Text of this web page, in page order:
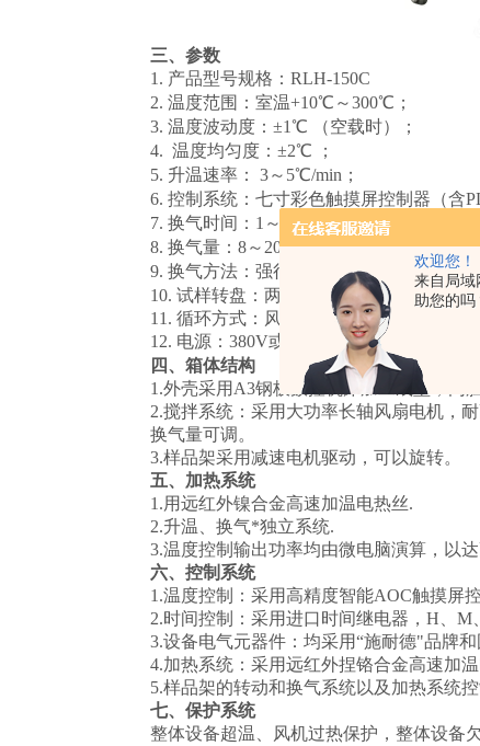
欢迎您！
来自局域
助您的吗
三、参数
1 . 产品型号规格 ： RLH-150C
2. 温度范围：室温+10℃～300℃；
3. 温度波动度： ±1℃ （空载时）；
4. 温度均匀度： ±2℃
；
5. 升温速率：
3～5℃/min；
6. 控制系统 ： 七寸彩色触摸屏控制器（含
7. 换气时间： 1～99（s、m、h）可调；
8. 换气量： 8～ 20次/小时（可调）；
9. 换气方法：强行换气
风机强行进风，
10. 试样转盘 ： 两层 定制 不锈钢转盘加两块
11 . 循环方式：风扇强制循环方式；
1 2. 电源： 380V或 （可选）
四、箱体结构
1.外壳采用A3钢板数控机床加工成型，内
2.搅拌系统：采用大功率长轴风扇电机，
换气量可调。
3.样品架采用减速电机驱动，可以旋转。
五、加热系统
1.用远红外镍合金高速加温电热丝.
2.升温、换气*独立系统.
3.温度控制输出功率均由微电脑演算，以
六、控制系统
1.温度控制： 采用高精度智能AOC触摸屏
2.时间控制： 采用进口时间继电器， H、M
3.设备电气元器件：均采用“施耐德"品牌和
4.加热系统：采用远红外捏铬合金高速加温
5.样品架的转动和换气系统以及加热系统
七、保护系统
整体设备超温、风机过热保护，整体设备